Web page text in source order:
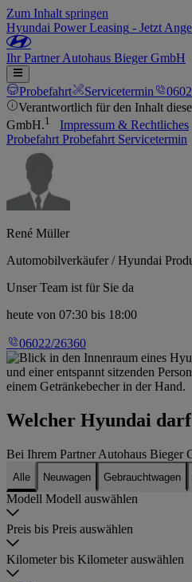
Zum Inhalt springen
Hyundai Power Leasing - Jetzt
IhrPartnerAutohaus Bieger GmbH
Probefahrt Servicetermin
Verantwortlich für den Inhalt
GmbH.1
Impressum & Rechtliches
Probefahrt Probefahrt Servicetermin
René Müller
Automobilverkäufer / Hyundai
Unser Team ist für Sie da
heute von 07:30 bis 18:00
06022/26360
Welcher Hyundai darf
Bei Ihrem Partner Autohaus Bieger
Alle Neuwagen Gebrauchtwagen
Modell Modell auswählen
Preis bis Preis auswählen
Kilometer bis Kilometer auswählen